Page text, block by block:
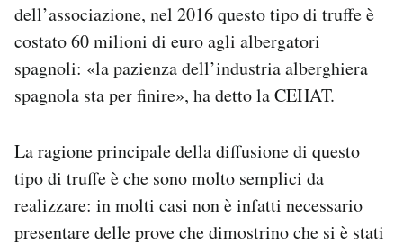
dell’associazione, nel 2016 questo tipo di truffe è
costato 60 milioni di euro agli albergatori
spagnoli: «la pazienza dell’industria alberghiera
spagnola sta per finire», ha detto la CEHAT.
La ragione principale della diffusione di questo
tipo di truffe è che sono molto semplici da
realizzare: in molti casi non è infatti necessario
presentare delle prove che dimostrino che si è stati